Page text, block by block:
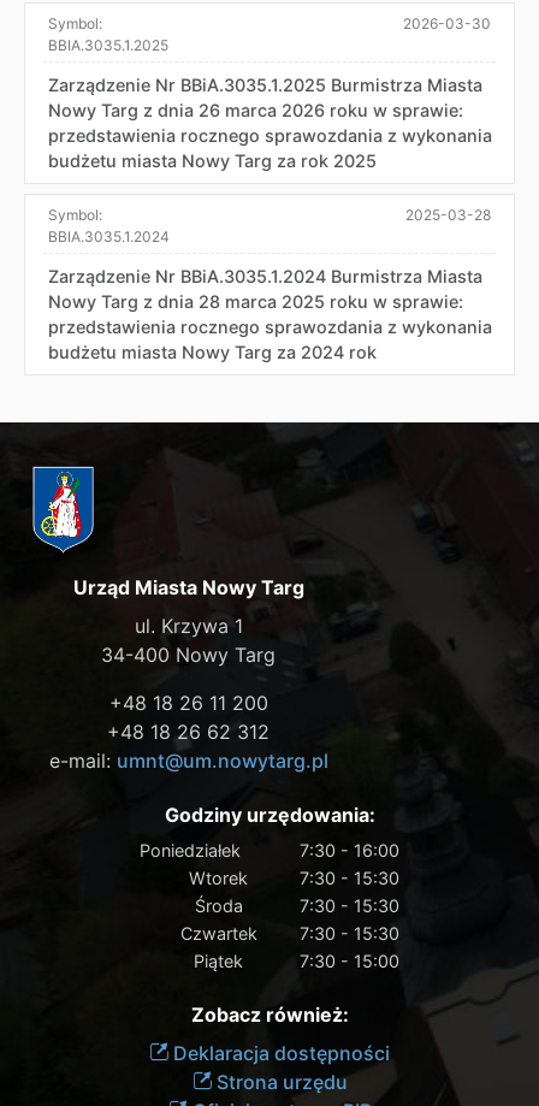
Symbol:
BBIA.3035.1.2025
2026-03-30
Zarządzenie Nr BBiA.3035.1.2025 Burmistrza Miasta
Nowy Targ z dnia 26 marca 2026 roku w sprawie:
przedstawienia rocznego sprawozdania z wykonania
budżetu miasta Nowy Targ za rok 2025
Symbol:
BBIA.3035.1.2024
2025-03-28
Zarządzenie Nr BBiA.3035.1.2024 Burmistrza Miasta
Nowy Targ z dnia 28 marca 2025 roku w sprawie:
przedstawienia rocznego sprawozdania z wykonania
budżetu miasta Nowy Targ za 2024 rok
Urząd Miasta Nowy Targ
ul. Krzywa 1
34-400 Nowy Targ
+48 18 26 11 200
+48 18 26 62 312
e-mail: umnt@um.nowytarg.pl
Godziny urzędowania:
Poniedziałek
7:30 - 16:00
Wtorek
7:30 - 15:30
Środa
7:30 - 15:30
Czwartek
7:30 - 15:30
Piątek
7:30 - 15:00
Zobacz również:
Deklaracja dostępności
Strona urzędu